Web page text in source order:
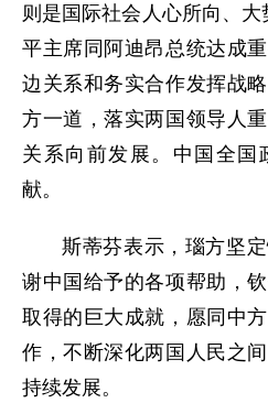
则是国际社会人心所向、
平主席同阿迪昂总统达成
边关系和务实合作发挥战
方一道，落实两国领导人
关系向前发展。中国全国
献。
斯蒂芬表示，瑙方坚
谢中国给予的各项帮助，
取得的巨大成就，愿同中
作，不断深化两国人民之
持续发展。